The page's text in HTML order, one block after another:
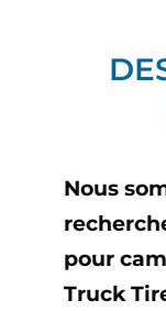
Nous
pour
Truck